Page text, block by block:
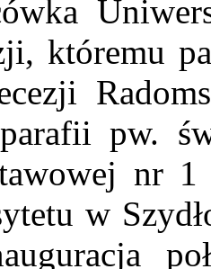
któremu
pw.
nr
w